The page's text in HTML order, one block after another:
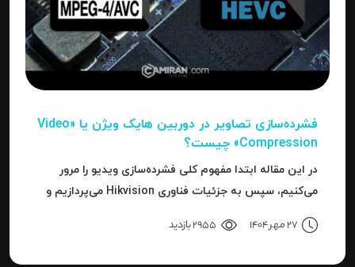
فشرده‌سازی تصاویر در دوربین‌ هایک ویژن یا «Video
Compression» چیست؟
در این مقاله ابتدا مفهوم کلی فشرده‌سازی ویدیو را مرور
می‌کنیم، سپس به جزئیات فناوری Hikvision می‌پردازیم و
نتیجه می‌رسیم.
27 مهر 1404 2955 بازدید